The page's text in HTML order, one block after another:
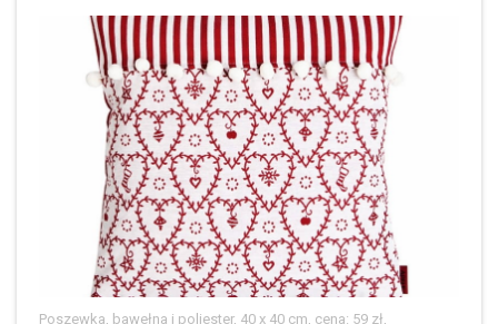
Poszewka, bawełna i poliester, 40 x 40 cm, cena: 59 zł,